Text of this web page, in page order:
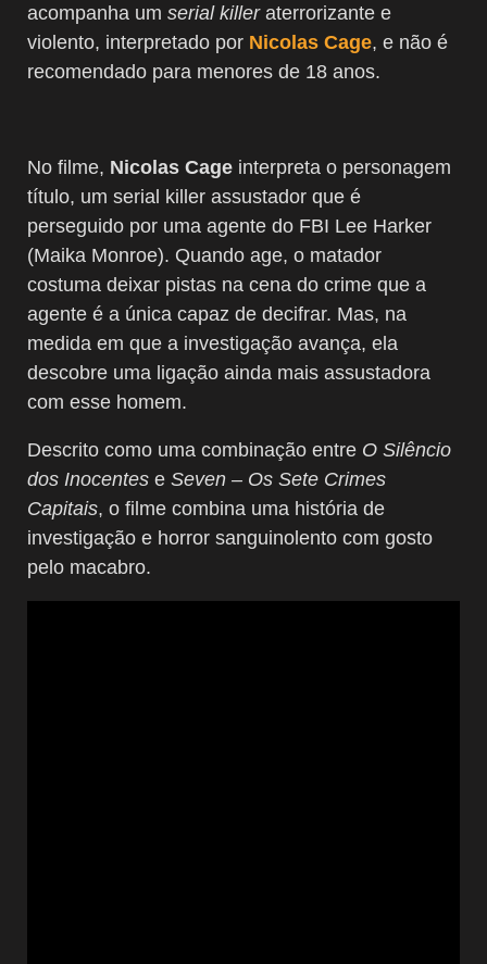
acompanha um serial killer aterrorizante e
violento, interpretado por Nicolas Cage, e não é
recomendado para menores de 18 anos.
No filme, Nicolas Cage interpreta o personagem
título, um serial killer assustador que é
perseguido por uma agente do FBI Lee Harker
(Maika Monroe). Quando age, o matador
costuma deixar pistas na cena do crime que a
agente é a única capaz de decifrar. Mas, na
medida em que a investigação avança, ela
descobre uma ligação ainda mais assustadora
com esse homem.
Descrito como uma combinação entre O Silêncio
dos Inocentes e Seven – Os Sete Crimes
Capitais, o filme combina uma história de
investigação e horror sanguinolento com gosto
pelo macabro.